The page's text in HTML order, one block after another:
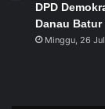
DPD
Danau Batur
Minggu, 26